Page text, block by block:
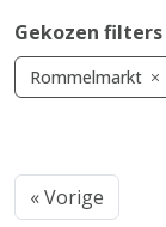
Gekozen filters
Rommelmarkt
« Vorige